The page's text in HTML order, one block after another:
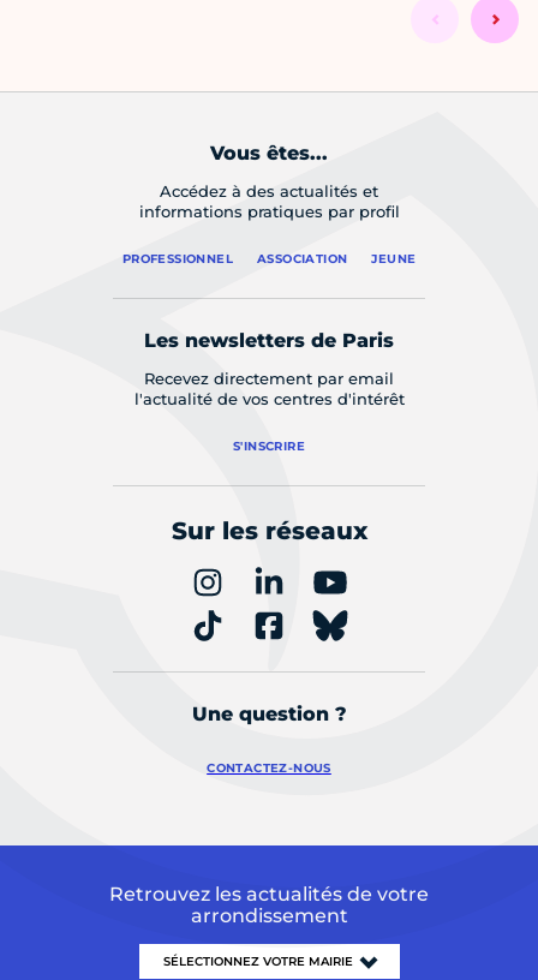
Vous êtes...
Accédez à des actualités et
informations pratiques par profil
PROFESSIONNEL ASSOCIATION JEUNE
Les newsletters de Paris
Recevez directement par email
l'actualité de vos centres d'intérêt
S'INSCRIRE
Sur les réseaux
Une question ?
CONTACTEZ-NOUS
Retrouvez les actualités de votre
arrondissement